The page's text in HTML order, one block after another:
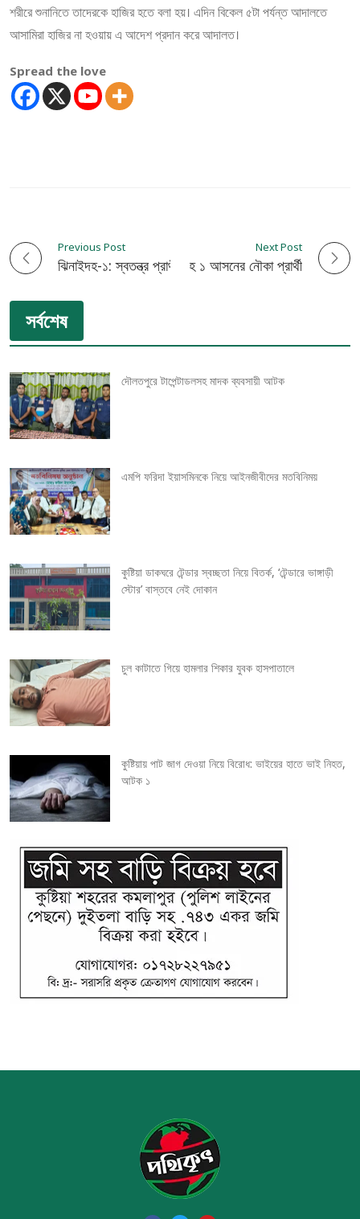
শরীরে শুনানিতে তাদেরকে হাজির হতে বলা হয়। এদিন বিকেল ৫টা পর্যন্ত আদালতে
আসামিরা হাজির না হওয়ায় এ আদেশ প্রদান করে আদালত।
Spread the love
P
o
s
t
n
a
v
i
a
t
i
o
n
Previous Post
ঝিনাইদহ-১: স্বতন্ত্র প্রার্থী নজরুল ইসলাম দুলালসহ ৩ জনকে শোকজ
Next Post
জামিন পেলেন ঝিনাইদহ ১ আসনের নৌকা প্রার্থী
সর্বশেষ
দৌলতপুরে টাপেন্টাডলসহ মাদক ব্যবসায়ী আটক
এমপি ফরিদা ইয়াসমিনকে নিয়ে আইনজীবীদের মতবিনিময়
কুষ্টিয়া ডাকঘরে টেন্ডার স্বচ্ছতা নিয়ে বিতর্ক, ‘টেন্ডারে ভাঙ্গাড়ী
স্টোর’ বাস্তবে নেই দোকান
চুল কাটাতে গিয়ে হামলার শিকার যুবক হাসপাতালে
কুষ্টিয়ায় পাট জাগ দেওয়া নিয়ে বিরোধ: ভাইয়ের হাতে ভাই নিহত,
আটক ১